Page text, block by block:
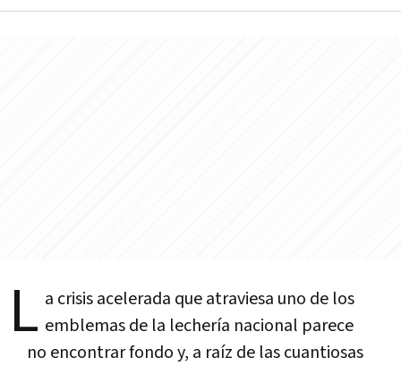
L a crisis acelerada que atraviesa uno de los
emblemas de la lechería nacional parece
no encontrar fondo y, a raíz de las cuantiosas